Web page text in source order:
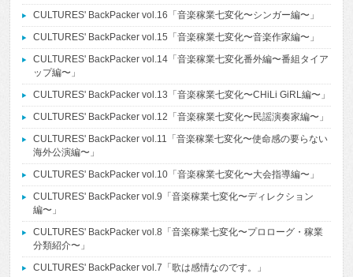
CULTURES' BackPacker vol.16「音楽稼業七変化〜シンガー編〜」
CULTURES' BackPacker vol.15「音楽稼業七変化〜音楽作家編〜」
CULTURES' BackPacker vol.14「音楽稼業七変化番外編〜番組タイア
ップ編〜」
CULTURES' BackPacker vol.13「音楽稼業七変化〜CHiLi GiRL編〜」
CULTURES' BackPacker vol.12「音楽稼業七変化〜民謡演奏家編〜」
CULTURES' BackPacker vol.11「音楽稼業七変化〜使命感の要らない
海外公演編〜」
CULTURES' BackPacker vol.10「音楽稼業七変化〜大会指導編〜」
CULTURES' BackPacker vol.9「音楽稼業七変化〜ディレクション
編〜」
CULTURES' BackPacker vol.8「音楽稼業七変化〜プロローグ・稼業
分類紹介〜」
CULTURES' BackPacker vol.7「歌は感情なのです。」